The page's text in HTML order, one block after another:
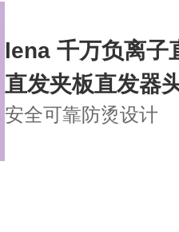
lena 千万负离子
直发夹板直发器
安全可靠防烫设计